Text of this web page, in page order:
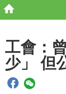
工會：
少」 但